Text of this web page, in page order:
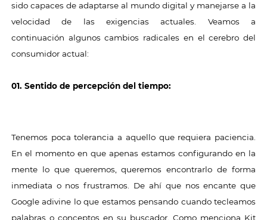
sido capaces de adaptarse al mundo digital y manejarse a la
velocidad de las exigencias actuales. Veamos a
continuación algunos cambios radicales en el cerebro del
consumidor actual:
01. Sentido de percepción del tiempo:
Tenemos poca tolerancia a aquello que requiera paciencia.
En el momento en que apenas estamos configurando en la
mente lo que queremos, queremos encontrarlo de forma
inmediata o nos frustramos. De ahí que nos encante que
Google adivine lo que estamos pensando cuando tecleamos
palabras o conceptos en su buscador. Como menciona Kit